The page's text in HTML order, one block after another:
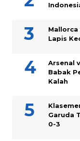
Mallorca
Lapis
Arsenal
Babak
Kalah
Garuda
0-3